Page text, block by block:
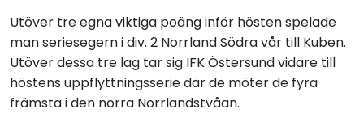
Utöver tre egna viktiga poäng inför hösten spelade
man seriesegern i div. 2 Norrland Södra vår till Kuben.
Utöver dessa tre lag tar sig IFK Östersund vidare till
höstens uppflyttningsserie där de möter de fyra
främsta i den norra Norrlandstvåan.